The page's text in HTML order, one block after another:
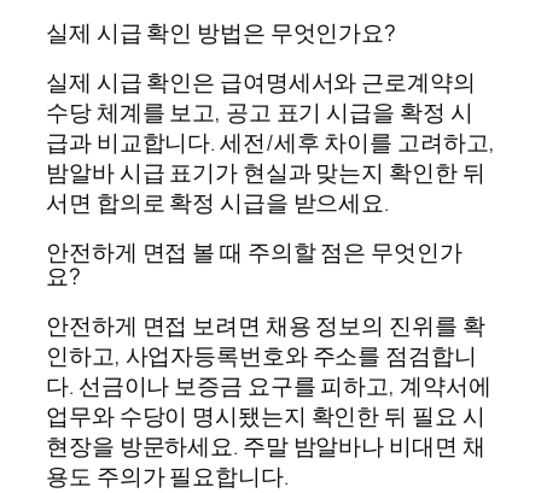
실제 시급 확인 방법은 무엇인가요?
실제 시급 확인은 급여명세서와 근로계약의
수당 체계를 보고, 공고 표기 시급을 확정 시
급과 비교합니다. 세전/세후 차이를 고려하고,
밤알바 시급 표기가 현실과 맞는지 확인한 뒤
서면 합의로 확정 시급을 받으세요.
안전하게 면접 볼 때 주의할 점은 무엇인가
요?
안전하게 면접 보려면 채용 정보의 진위를 확
인하고, 사업자등록번호와 주소를 점검합니
다. 선금이나 보증금 요구를 피하고, 계약서에
업무와 수당이 명시됐는지 확인한 뒤 필요 시
현장을 방문하세요. 주말 밤알바나 비대면 채
용도 주의가 필요합니다.